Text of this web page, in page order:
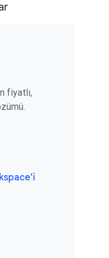
fiyatlı,